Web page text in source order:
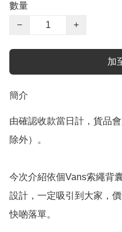
數量
−
+
加
簡介
由確認收款當日計，貨品
除外）。
今次介紹依個Vans索繩背
設計，一定吸引到大家，
快啲落單。